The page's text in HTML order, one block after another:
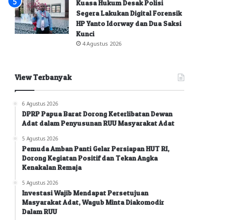
Kuasa Hukum Desak Polisi
Segera Lakukan Digital Forensik
HP Yanto Idorway dan Dua Saksi
Kunci
4 Agustus 2026
View Terbanyak
6 Agustus 2026
DPRP Papua Barat Dorong Keterlibatan Dewan
Adat dalam Penyusunan RUU Masyarakat Adat
5 Agustus 2026
Pemuda Amban Panti Gelar Persiapan HUT RI,
Dorong Kegiatan Positif dan Tekan Angka
Kenakalan Remaja
5 Agustus 2026
Investasi Wajib Mendapat Persetujuan
Masyarakat Adat, Wagub Minta Diakomodir
Dalam RUU